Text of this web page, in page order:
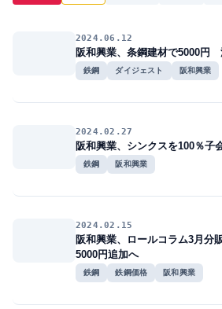
2024.06.12
阪和興業、条鋼建材で5000円
鉄鋼 ダイジェスト 阪和興業
2024.02.27
阪和興業、シンクスを100％子
鉄鋼 阪和興業
2024.02.15
阪和興業、ロールコラム3月
5000円追加へ
鉄鋼 鉄鋼価格 阪和興業